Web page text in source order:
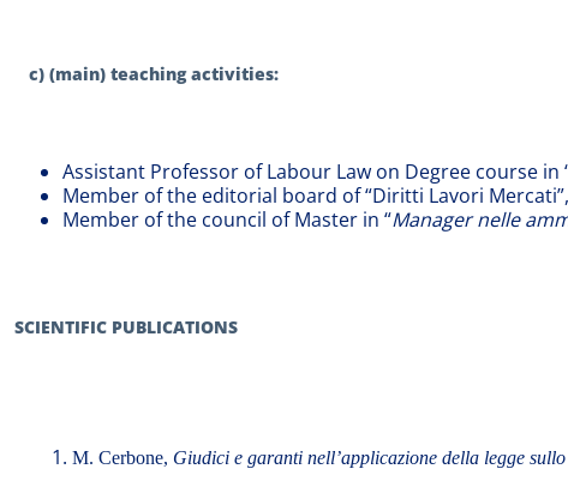
c) (main) teaching activities:
Assistant Professor of Labour Law on Degree course in
Member of the editorial board of “Diritti Lavori
Member of the council of Master in “Manager nelle
SCIENTIFIC PUBLICATIONS
M. Cerbone, Giudici e garanti nell’applicazione della legge